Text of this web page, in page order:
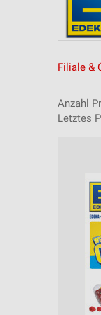
Filiale &
Anzahl
Letztes